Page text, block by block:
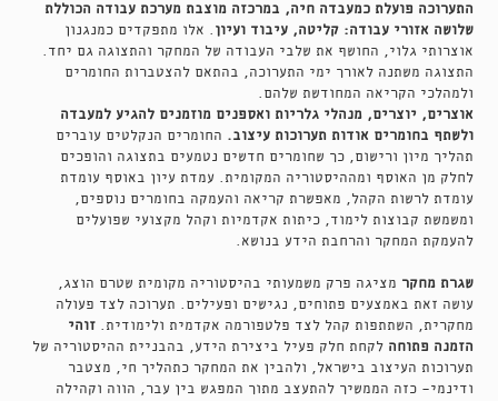
התערוכה פועלת כמעבדה חיה, במרכזה מוצבת מערכת עבודה הכוללת
שלושה אזורי עבודה: קליטה, עיבוד ועיון . אלו מתפקדים כמנגנון
אוצרותי גלוי, החושף את שלבי העבודה של המחקר והתצוגה גם יחד.
התצוגה משתנה לאורך ימי התערוכה, בהתאם להצטברות החומרים
ולמהלכי הקריאה המחודשת שלהם.
אוצרים, יוצרים, מנהלי גלריות ואספנים מוזמנים להגיע למעבדה
ולשתף בחומרים אודות תערוכות עיצוב. החומרים הנקלטים עוברים
תהליך מיון ורישום, כך שחומרים חדשים נטמעים בתצוגה והופכים
לחלק מן האוסף ומההיסטוריה המקומית. עמדת עיון באוסף עומדת
עומדת לרשות הקהל, מאפשרת קריאה והעמקה בחומרים נוספים,
ומשמשת קבוצות לימוד, כיתות אקדמיות וקהל מקצועי שפועלים
להעמקת המחקר והרחבת הידע בנושא.
שגרת מחקר מציגה פרק משמעותי בהיסטוריה מקומית שטרם הוצג,
עושה זאת באמצעים פתוחים, נגישים ופעילים. תערוכה לצד פעולה
מחקרית, השתתפות קהל לצד פלטפורמה אקדמית ולימודית.זוהי
הזמנה פתוחה לקחת חלק פעיל ביצירת הידע, בהבניית ההיסטוריה של
תערוכות העיצוב בישראל, ולהבין את המחקר כתהליך חי, מצטבר
ודינמי- כזה הממשיך להתעצב מתוך המפגש בין עבר, הווה וקהילה